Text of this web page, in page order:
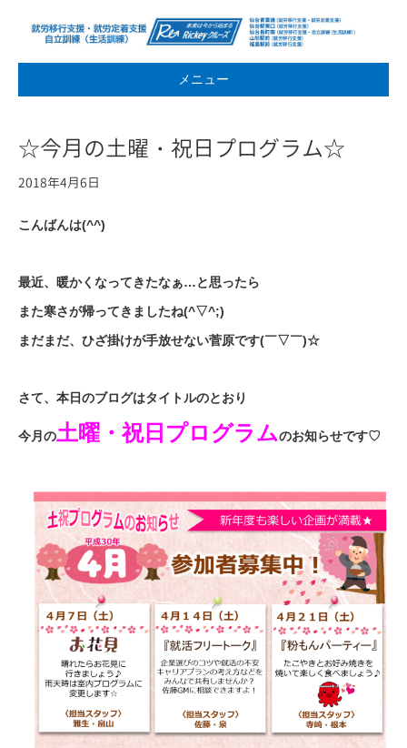
メニュー
☆今月の土曜・祝日プログラム☆
2018年4月6日
こんばんは(^^)
最近、暖かくなってきたなぁ…と思ったら
また寒さが帰ってきましたね(^▽^;)
まだまだ、ひざ掛けが手放せない菅原です(￣▽￣)☆
さて、本日のブログはタイトルのとおり
今月の土曜・祝日プログラムのお知らせです♡